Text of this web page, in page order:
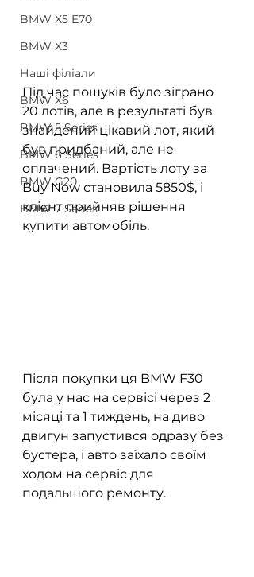
BMW X5 E70
BMW X3
Наші філіали
BMW X6
BMW 5 Series
BMW 6 Series
BMW G20
BMW 7 Series
Під час пошуків було зіграно
20 лотів, але в результаті був
знайдений цікавий лот, який
був придбаний, але не
оплачений. Вартість лоту за
Buy Now становила 5850$, і
клієнт прийняв рішення
купити автомобіль.
Після покупки ця BMW F30
була у нас на сервісі через 2
місяці та 1 тиждень, на диво
двигун запустився одразу без
бустера, і авто заїхало своїм
ходом на сервіс для
подальшого ремонту.